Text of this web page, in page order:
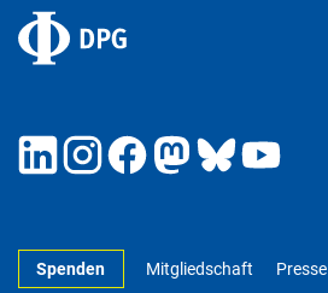
Spenden Mitgliedschaft Presse